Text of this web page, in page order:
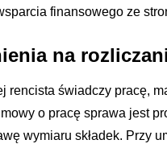
finansowego ze
na
rencista świadczy pracę,
o pracę sprawa jest
wymiaru składek. Przy